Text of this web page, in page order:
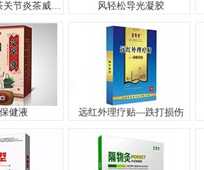
出口抗风湿茶关节炎茶威灵仙白芷当归独活等袋泡茶风湿骨痛OEM 风轻松导光凝胶
健液 远红外理疗贴—跌打损伤